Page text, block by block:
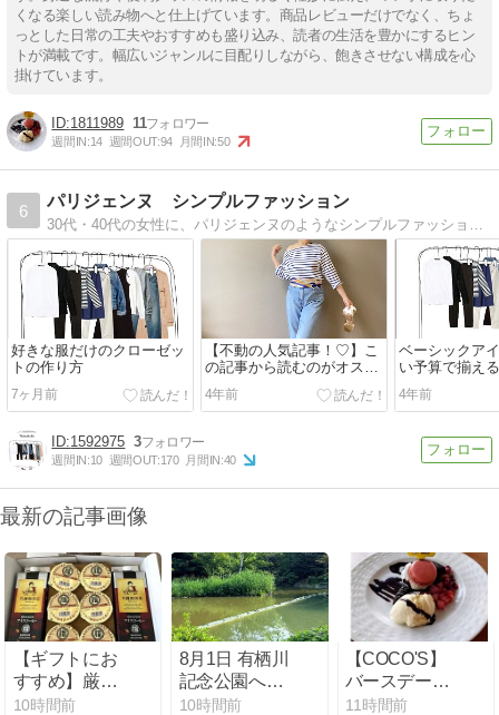
くなる楽しい読み物へと仕上げています。商品レビューだけでなく、ちょ
っとした日常の工夫やおすすめも盛り込み、読者の生活を豊かにするヒン
トが満載です。幅広いジャンルに目配りしながら、飽きさせない構成を心
掛けています。
1811989 11
週間IN:14 週間OUT:94 月間IN:50
6
パリジェンヌ シンプルファッション
好きな服だけのクローゼッ
トの作り方
7ヶ月前
【不動の人気記事！♡】こ
の記事から読むのがオスス
メ♡
4年前
ベーシックア
い予算で揃え
4年前
1592975 3
週間IN:10 週間OUT:170 月間IN:40
最新の記事画像
【ギフトにお
すすめ】厳選
素材！添加物
10時間前
8月1日 有栖川
記念公園へ朝
んぽ
10時間前
【COCO'S】
バースデーデ
ザートプレー
11時間前